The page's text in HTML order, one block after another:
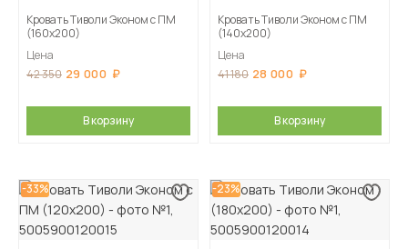
Кровать Тиволи Эконом с ПМ
(160х200)
Цена
42 350 29 000
В корзину
Кровать Тиволи Эконом с ПМ
(140х200)
Цена
41 180 28 000
В корзину
-33% -23%